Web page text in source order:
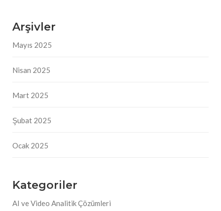
Arşivler
Mayıs 2025
Nisan 2025
Mart 2025
Şubat 2025
Ocak 2025
Kategoriler
AI ve Video Analitik Çözümleri